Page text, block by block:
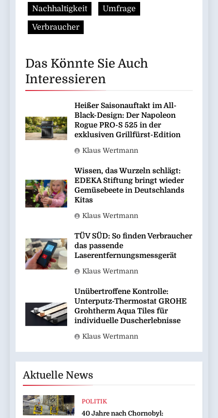
Nachhaltigkeit Umfrage
Verbraucher
Das Könnte Sie Auch
Interessieren
Heißer Saisonauftakt im All-
Black-Design: Der Napoleon
Rogue PRO-S 525 in der
exklusiven Grillfürst-Edition
Klaus Wertmann
Wissen, das Wurzeln schlägt:
EDEKA Stiftung bringt wieder
Gemüsebeete in Deutschlands
Kitas
Klaus Wertmann
TÜV SÜD: So finden Verbraucher
das passende
Laserentfernungsmessgerät
Klaus Wertmann
Unübertroffene Kontrolle:
Unterputz-Thermostat GROHE
Grohtherm Aqua Tiles für
individuelle Duscherlebnisse
Klaus Wertmann
Aktuelle News
POLITIK
40 Jahre nach Chornobyl: